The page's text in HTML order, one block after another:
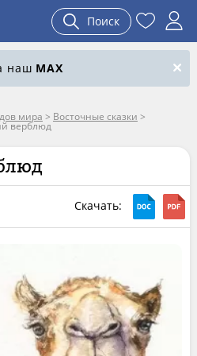
Поиск
наш MAX
мира > Восточные сказки >
верблюд
Скачать: